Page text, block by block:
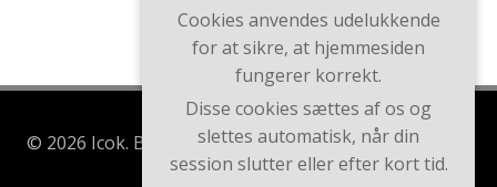
© 2026 Icok. Bygget ved at bruge WordPress og Brite
Theme .
Cookies anvendes udelukkende
for at sikre, at hjemmesiden
fungerer korrekt.
Disse cookies sættes af os og
slettes automatisk, når din
session slutter eller efter kort tid.